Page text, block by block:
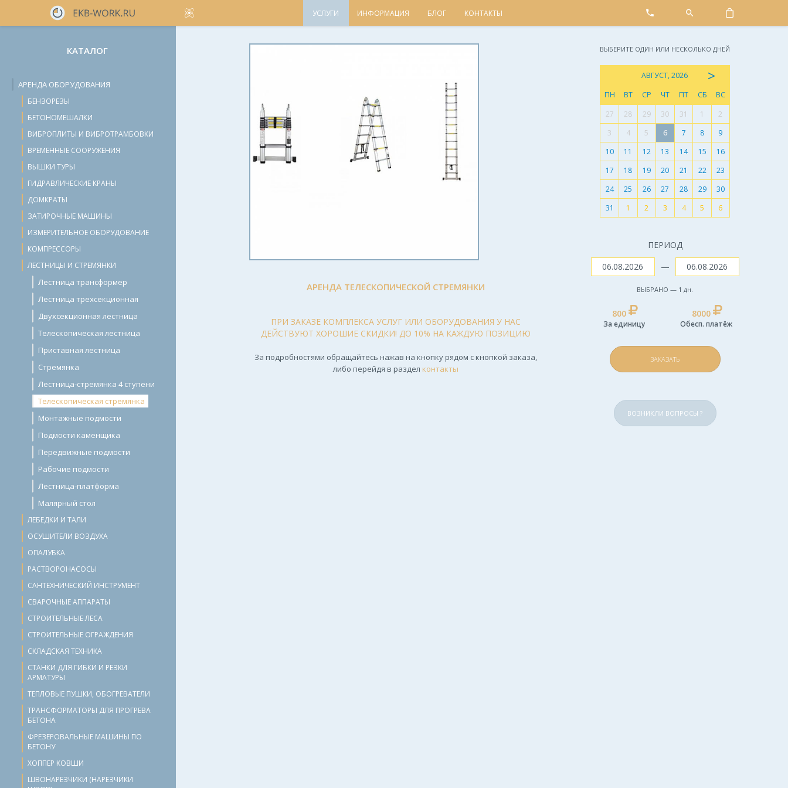
УСЛУГИ ИНФОРМАЦИЯ БЛОГ КОНТАКТЫ
КАТАЛОГ
АРЕНДА ОБОРУДОВАНИЯ
БЕНЗОРЕЗЫ
БЕТОНОМЕШАЛКИ
ВИБРОПЛИТЫ И ВИБРОТРАМБОВКИ
ВРЕМЕННЫЕ СООРУЖЕНИЯ
ВЫШКИ ТУРЫ
ГИДРАВЛИЧЕСКИЕ КРАНЫ
ДОМКРАТЫ
ЗАТИРОЧНЫЕ МАШИНЫ
ИЗМЕРИТЕЛЬНОЕ ОБОРУДОВАНИЕ
КОМПРЕССОРЫ
ЛЕСТНИЦЫ И СТРЕМЯНКИ
Лестница трансформер
Лестница трехсекционная
Двухсекционная лестница
Телескопическая лестница
Приставная лестница
Стремянка
Лестница-стремянка 4 ступени
Телескопическая стремянка
Монтажные подмости
Подмости каменщика
Передвижные подмости
Рабочие подмости
Лестница-платформа
Малярный стол
ЛЕБЕДКИ И ТАЛИ
ОСУШИТЕЛИ ВОЗДУХА
ОПАЛУБКА
РАСТВОРОНАСОСЫ
САНТЕХНИЧЕСКИЙ ИНСТРУМЕНТ
СВАРОЧНЫЕ АППАРАТЫ
СТРОИТЕЛЬНЫЕ ЛЕСА
СТРОИТЕЛЬНЫЕ ОГРАЖДЕНИЯ
СКЛАДСКАЯ ТЕХНИКА
СТАНКИ ДЛЯ ГИБКИ И РЕЗКИ
АРМАТУРЫ
ТЕПЛОВЫЕ ПУШКИ, ОБОГРЕВАТЕЛИ
ТРАНСФОРМАТОРЫ ДЛЯ ПРОГРЕВА
БЕТОНА
ФРЕЗЕРОВАЛЬНЫЕ МАШИНЫ ПО
БЕТОНУ
ХОППЕР КОВШИ
ШВОНАРЕЗЧИКИ (НАРЕЗЧИКИ
АРЕНДА ТЕЛЕСКОПИЧЕСКОЙ СТРЕМЯНКИ
ПРИ ЗАКАЗЕ КОМПЛЕКСА УСЛУГ ИЛИ ОБОРУДОВАНИЯ У НАС
ДЕЙСТВУЮТ ХОРОШИЕ СКИДКИ! ДО 10% НА КАЖДУЮ ПОЗИЦИЮ
За подробностями обращайтесь нажав на кнопку рядом с кнопкой заказа,
либо перейдя в раздел контакты
ВЫБЕРИТЕ ОДИН ИЛИ НЕСКОЛЬКО ДНЕЙ
АВГУСТ, 2026 >
ПН ВТ СР ЧТ ПТ СБ
ВС
27
28 29 30 31 1
2
3
4 5 6 7 8
9
10
11 12 13 14 15
16
17
18 19 20 21 22
23
24
25 26 27 28 29
30
31
1 2 3 4 5 6
ПЕРИОД
—
ВЫБРАНО — 1 дн.
800
За единицу
8000
Обесп. платёж
ЗАКАЗАТЬ
ВОЗНИКЛИ ВОПРОСЫ ?